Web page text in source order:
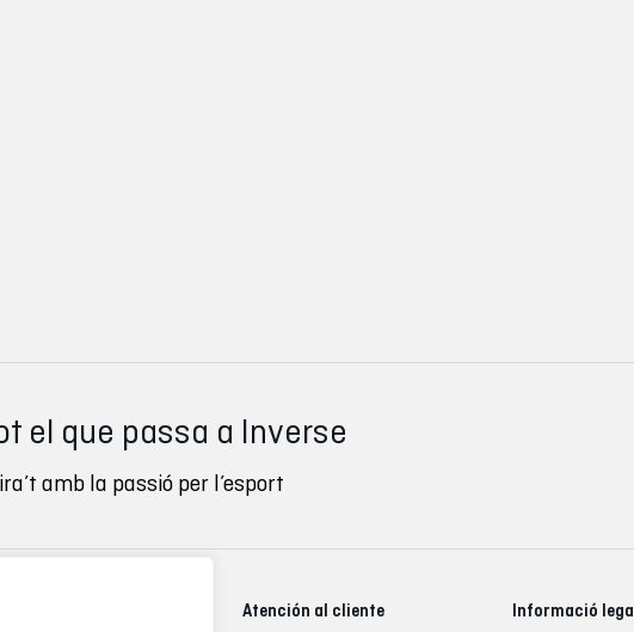
el que passa a Inverse
amb la passió per l’esport
Atención al cliente Informació legal